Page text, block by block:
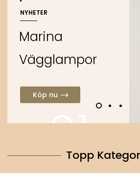
NYHETER
Marina
Vägglampor
Köp nu
Topp